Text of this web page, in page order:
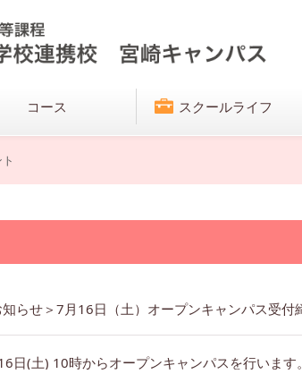
コース スクールライフ
日(土) 10時からオープンキャンパスを行います。